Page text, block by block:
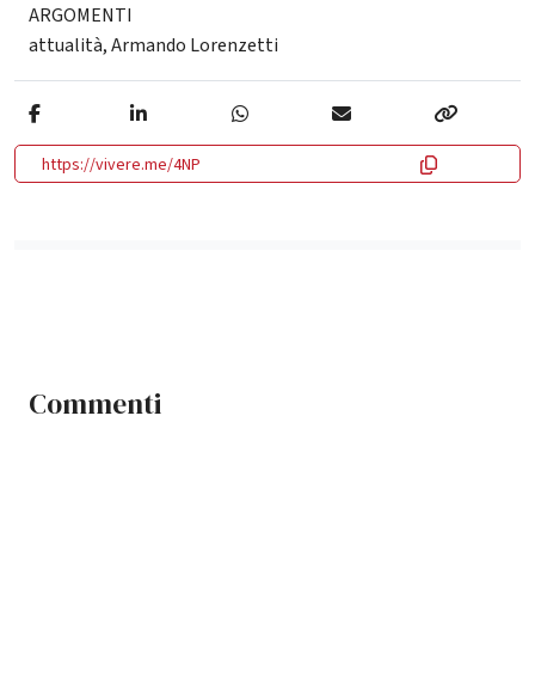
ARGOMENTI
attualità,Armando Lorenzetti
https://vivere.me/4NP
Commenti